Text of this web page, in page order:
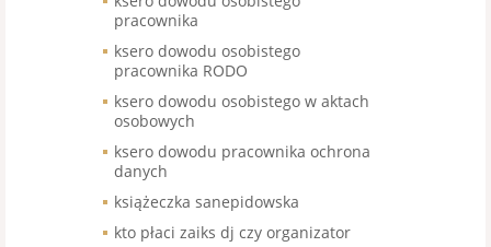
pracownika
ksero dowodu osobistego
pracownika RODO
ksero dowodu osobistego w aktach
osobowych
ksero dowodu pracownika ochrona
danych
książeczka sanepidowska
kto płaci zaiks dj czy organizator